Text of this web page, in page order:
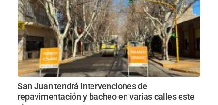
San Juan tendrá intervenciones de
repavimentación y bacheo en varias calles este